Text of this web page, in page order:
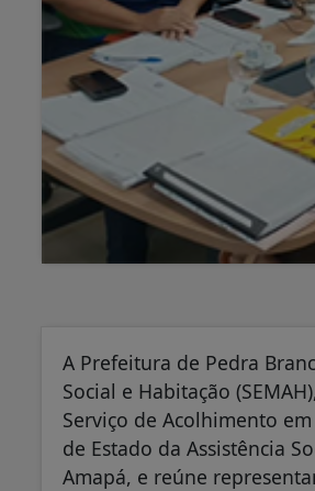
A Prefeitura de Pedra
Social e Habitação
Serviço de Acolhimento
de Estado da Assistência
Amapá, e reúne